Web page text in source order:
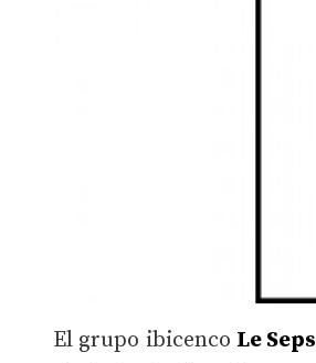
El grupo ibicenco Le Seps